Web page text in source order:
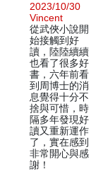
2023/10/30
Vincent
從武俠小說開
始接觸到好
讀，陸陸續續
也看了很多好
書，六年前看
到周博士的消
息覺得十分不
捨與可惜，時
隔多年發現好
讀又重新運作
了，實在感到
非常開心與感
謝！